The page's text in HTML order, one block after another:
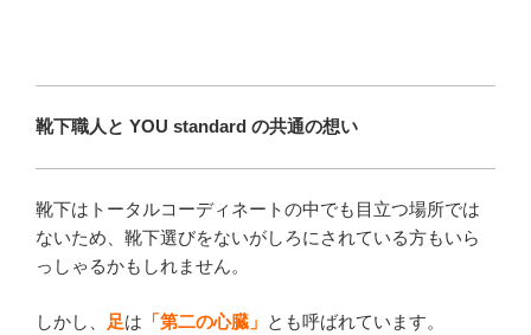
靴下職人と YOU standard の共通の想い
靴下はトータルコーディネートの中でも目立つ場所では
ないため、靴下選びをないがしろにされている方もいら
っしゃるかもしれません。
しかし、 足は 「第二の心臓」 とも呼ばれています。